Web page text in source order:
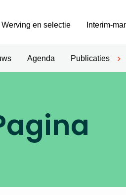
Agenda Publicaties
Werving en selectie Interim-